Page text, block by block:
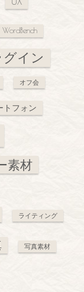
WordBench
グイン
オフ会
トフォン
素材
ライティング
写真素材